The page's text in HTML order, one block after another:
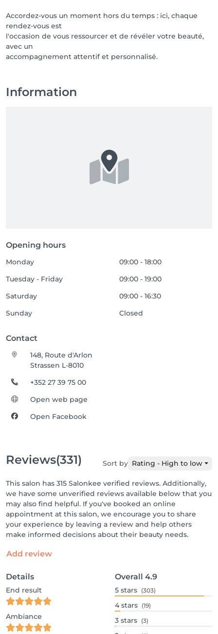
Accordez-vous un moment hors du temps : ici, chaque
rendez-vous est
l'occasion de vous ressourcer et de révéler votre beauté,
avec un
accompagnement attentif et personnalisé.
Information
Opening hours
Monday
09:00 - 18:00
Tuesday - Friday
09:00 - 19:00
Saturday
09:00 - 16:30
Sunday
Closed
Contact
148, Route d'Arlon
Strassen L-8010
+352 27 39 75 00
Open web page
Open Facebook
Reviews(331) Sort by Rating - High to low
This salon has 315 Salonkee verified reviews. Additionally,
we have some unverified reviews available below that you
may also find helpful. If you've booked an online
appointment at this salon, we encourage you to share
your experience by leaving a review and help others
make informed decisions about their beauty needs.
Add review
Details
End result
Ambiance
Overall 4.9
5 stars (303)
4 stars (19)
3 stars (3)